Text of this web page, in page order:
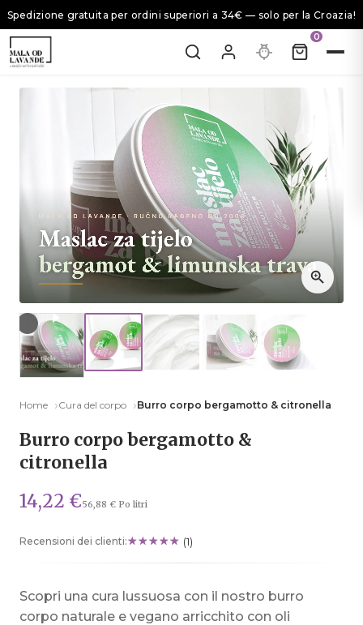
Spedizione gratuita per ordini superiori a 34€ — solo per la Croazia!
0
Home Cura del corpo Burro corpo bergamotto & citronella
Burro corpo bergamotto &
citronella
14,22 €56,88 € Po litri
Recensioni dei clienti: (1)
Scopri una cura lussuosa con il nostro burro
corpo naturale e vegano arricchito con oli